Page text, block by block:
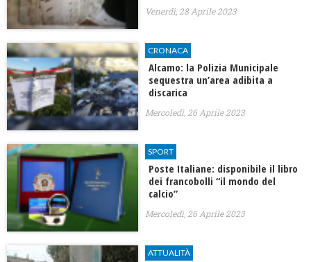
Venerdì, 28 Aprile 2023
CRONACA
Alcamo: la Polizia Municipale
sequestra un’area adibita a
discarica
Mercoledì, 26 Aprile 2023
SPORT
Poste Italiane: disponibile il libro
dei francobolli “il mondo del
calcio”
Mercoledì, 26 Aprile 2023
ATTUALITÀ